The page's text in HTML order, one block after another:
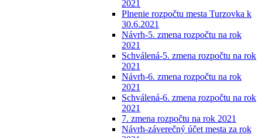
2021
Plnenie rozpočtu mesta Turzovka k
30.6.2021
Návrh-5. zmena rozpočtu na rok
2021
Schválená-5. zmena rozpočtu na rok
2021
Návrh-6. zmena rozpočtu na rok
2021
Schválená-6. zmena rozpočtu na rok
2021
7. zmena rozpočtu na rok 2021
Návrh-záverečný účet mesta za rok